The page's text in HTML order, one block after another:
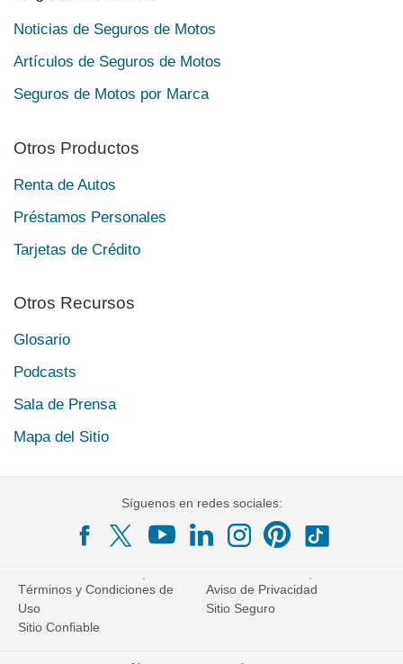
Noticias de Seguros de Motos
Artículos de Seguros de Motos
Seguros de Motos por Marca
Otros Productos
Renta de Autos
Préstamos Personales
Tarjetas de Crédito
Otros Recursos
Glosario
Podcasts
Sala de Prensa
Mapa del Sitio
Síguenos en redes sociales:
Términos y Condiciones de
Uso
Aviso de Privacidad
Sitio Seguro
Sitio Confiable